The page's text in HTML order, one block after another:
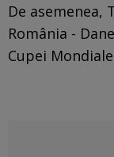
De asemenea,
România -
Cupei